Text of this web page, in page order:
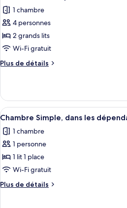
Chambre
Simple
les
photos
pour
ce
type
de
Chambre
Quadruple
1 chambre
4 personnes
2 grands lits
Wi-Fi gratuit
Plus de détails
Plus
le
type
de
Chambre
Quadruple
Afficher
toutes
les
photos
pour
ce
type
de
9
Chambre Simple, dans les
1 chambre
1 personne
1 lit 1 place
Wi-Fi gratuit
Plus de détails
Plus